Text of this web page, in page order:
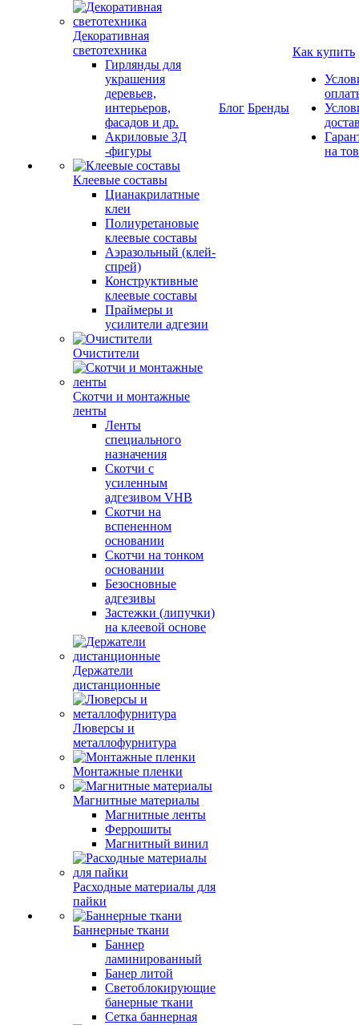
Декоративная
светотехника
Гирлянды для
украшения
деревьев,
интерьеров,
фасадов и др.
Акриловые 3Д
-фигуры
Клеевые составы
Цианакрилатные
клеи
Полиуретановые
клеевые составы
Аэразольный (клей-
спрей)
Конструктивные
клеевые составы
Праймеры и
усилители адгезии
Очистители
Скотчи и монтажные
ленты
Ленты
специального
назначения
Скотчи с
усиленным
адгезивом VHB
Скотчи на
вспененном
основании
Скотчи на тонком
основании
Безосновные
адгезивы
Застежки (липучки)
на клеевой основе
Держатели
дистанционные
Люверсы и
металлофурнитура
Монтажные пленки
Магнитные материалы
Магнитные ленты
Феррошиты
Магнитный винил
Расходные материалы для
пайки
Баннерные ткани
Баннер
ламинированный
Банер литой
Светоблокирующие
банерные ткани
Сетка баннерная
Блог Бренды
Как купить
на